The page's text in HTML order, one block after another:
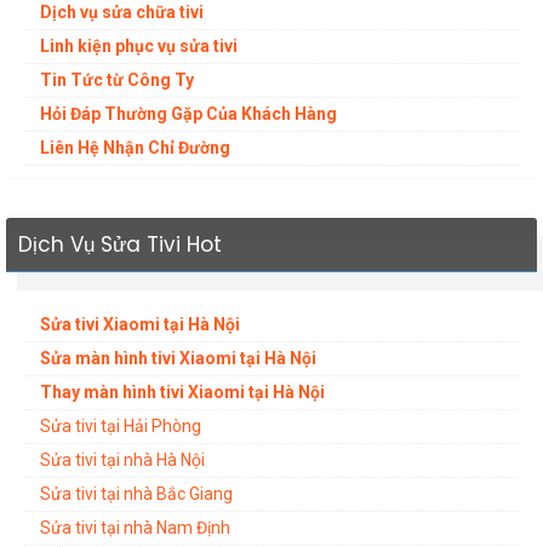
Dịch vụ sửa chữa tivi
Linh kiện phục vụ sửa tivi
Tin Tức từ Công Ty
Hỏi Đáp Thường Gặp Của Khách Hàng
Liên Hệ Nhận Chỉ Đường
Dịch Vụ Sửa Tivi Hot
Sửa tivi Xiaomi tại Hà Nội
Sửa màn hình tivi Xiaomi tại Hà Nội
Thay màn hình tivi Xiaomi tại Hà Nội
Sửa tivi tại Hải Phòng
Sửa tivi tại nhà Hà Nội
Sửa tivi tại nhà Bắc Giang
Sửa tivi tại nhà Nam Định